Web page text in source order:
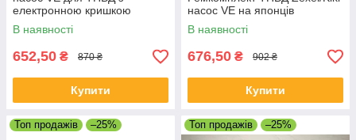
електронною кришкою
В наявності
652,50 ₴ 870 ₴
Купити
насос VE на японців
В наявності
676,50 ₴ 902 ₴
Купити
Топ продажів –25% Топ продажів –25%